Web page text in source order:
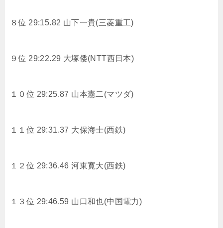
８位 29:15.82 山下一貴(三菱重工)
９位 29:22.29 大塚倭(NTT西日本)
１０位 29:25.87 山本憲二(マツダ)
１１位 29:31.37 大保海士(西鉄)
１２位 29:36.46河東寛大(西鉄)
１３位 29:46.59 山口和也(中国電力)